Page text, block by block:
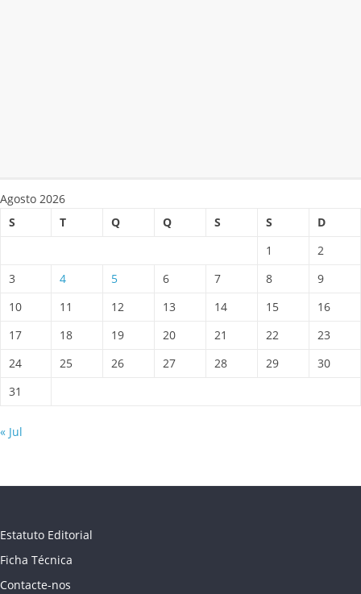
Agosto 2026
S
T Q Q S S
D
1
2
3
4 5 6 7 8
9
10
11 12 13 14 15
16
17
18 19 20 21 22
23
24
25 26 27 28 29
30
31
« Jul
Estatuto Editorial
Ficha Técnica
Contacte-nos